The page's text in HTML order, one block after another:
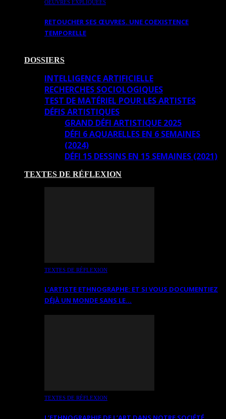
OEUVRES EXPLIQUÉES
RETOUCHER SES ŒUVRES. UNE COEXISTENCE
TEMPORELLE
DOSSIERS
INTELLIGENCE ARTIFICIELLE
RECHERCHES SOCIOLOGIQUES
TEST DE MATÉRIEL POUR LES ARTISTES
DÉFIS ARTISTIQUES
GRAND DÉFI ARTISTIQUE 2025
DÉFI 6 AQUARELLES EN 6 SEMAINES
(2024)
DÉFI 15 DESSINS EN 15 SEMAINES (2021)
TEXTES DE RÉFLEXION
TEXTES DE RÉFLEXION
L’ARTISTE ETHNOGRAPHE: ET SI VOUS DOCUMENTIEZ
DÉJÀ UN MONDE SANS LE…
TEXTES DE RÉFLEXION